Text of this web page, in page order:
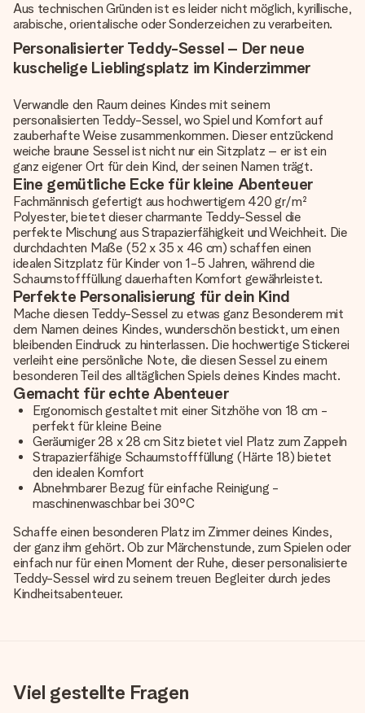
Aus technischen Gründen ist es leider nicht möglich, kyrillische,
arabische, orientalische oder Sonderzeichen zu verarbeiten.
Personalisierter Teddy-Sessel – Der neue
kuschelige Lieblingsplatz im Kinderzimmer
Verwandle den Raum deines Kindes mit seinem
personalisierten Teddy-Sessel, wo Spiel und Komfort auf
zauberhafte Weise zusammenkommen. Dieser entzückend
weiche braune Sessel ist nicht nur ein Sitzplatz – er ist ein
ganz eigener Ort für dein Kind, der seinen Namen trägt.
Eine gemütliche Ecke für kleine Abenteuer
Fachmännisch gefertigt aus hochwertigem 420 gr/m²
Polyester, bietet dieser charmante Teddy-Sessel die
perfekte Mischung aus Strapazierfähigkeit und Weichheit. Die
durchdachten Maße (52 x 35 x 46 cm) schaffen einen
idealen Sitzplatz für Kinder von 1-5 Jahren, während die
Schaumstofffüllung dauerhaften Komfort gewährleistet.
Perfekte Personalisierung für dein Kind
Mache diesen Teddy-Sessel zu etwas ganz Besonderem mit
dem Namen deines Kindes, wunderschön bestickt, um einen
bleibenden Eindruck zu hinterlassen. Die hochwertige Stickerei
verleiht eine persönliche Note, die diesen Sessel zu einem
besonderen Teil des alltäglichen Spiels deines Kindes macht.
Gemacht für echte Abenteuer
Ergonomisch gestaltet mit einer Sitzhöhe von 18 cm -
perfekt für kleine Beine
Geräumiger 28 x 28 cm Sitz bietet viel Platz zum Zappeln
Strapazierfähige Schaumstofffüllung (Härte 18) bietet
den idealen Komfort
Abnehmbarer Bezug für einfache Reinigung -
maschinenwaschbar bei 30°C
Schaffe einen besonderen Platz im Zimmer deines Kindes,
der ganz ihm gehört. Ob zur Märchenstunde, zum Spielen oder
einfach nur für einen Moment der Ruhe, dieser personalisierte
Teddy-Sessel wird zu seinem treuen Begleiter durch jedes
Kindheitsabenteuer.
Viel gestellte Fragen